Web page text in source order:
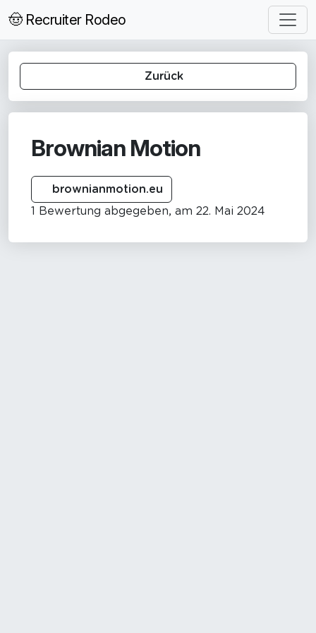
🤠 Recruiter Rodeo
Zurück
Brownian Motion
brownianmotion.eu
1 Bewertung abgegeben, am 22. Mai 2024